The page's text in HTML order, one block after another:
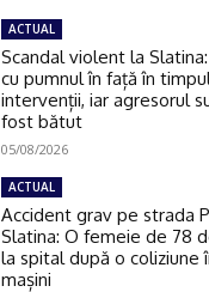
ACTUAL
Scandal violent la
cu pumnul în față în
intervenții, iar agresorul
fost bătut
05/08/2026
ACTUAL
Accident grav pe strada
Slatina: O femeie de 78
la spital după o coliziune
mașini